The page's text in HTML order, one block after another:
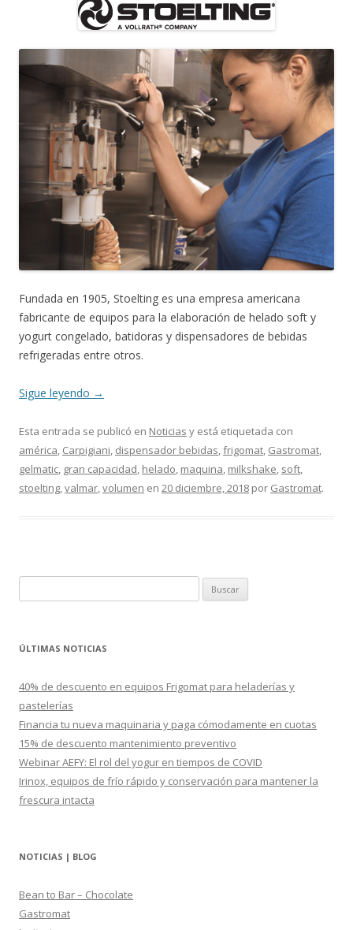
Fundada en 1905, Stoelting es una empresa americana
fabricante de equipos para la elaboración de helado soft y
yogurt congelado, batidoras y dispensadores de bebidas
refrigeradas entre otros.
Sigue leyendo →
Esta entrada se publicó en Noticias y está etiquetada con
américa, Carpigiani, dispensador bebidas,frigomat, Gastromat,
gelmatic, gran capacidad, helado, maquina, milkshake, soft,
stoelting,valmar,volumen en 20 diciembre, 2018 por Gastromat.
u
c
r
ÚLTIMAS NOTICIAS
40% de descuento en equipos Frigomat para heladerías y
pastelerías
Financia tu nueva maquinaria y paga cómodamente en cuotas
15% de descuento mantenimiento preventivo
Webinar AEFY: El rol del yogur en tiempos de COVID
Irinox, equipos de frío rápido y conservación para mantener la
frescura intacta
NOTICIAS | BLOG
Bean to Bar – Chocolate
Gastromat